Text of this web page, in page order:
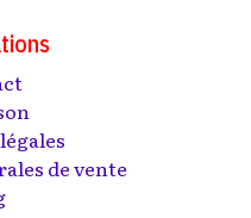
de vente